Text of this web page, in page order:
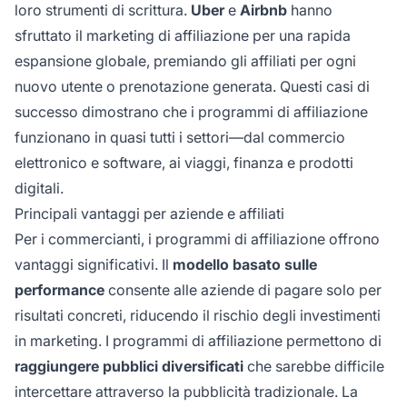
loro strumenti di scrittura. Ubere Airbnb hanno
sfruttato il marketing di affiliazione per una rapida
espansione globale, premiando gli affiliati per ogni
nuovo utente o prenotazione generata. Questi casi di
successo dimostrano che i programmi di affiliazione
funzionano in quasi tutti i settori—dal commercio
elettronico e software, ai viaggi, finanza e prodotti
digitali.
Principali vantaggi per aziende e affiliati
Per i commercianti, i programmi di affiliazione offrono
vantaggi significativi. Il modello basato sulle
performance consente alle aziende di pagare solo per
risultati concreti, riducendo il rischio degli investimenti
in marketing. I programmi di affiliazione permettono di
raggiungere pubblici diversificati che sarebbe difficile
intercettare attraverso la pubblicità tradizionale. La